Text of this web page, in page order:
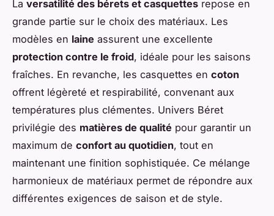
La versatilité des bérets et casquettes repose en
grande partie sur le choix des matériaux. Les
modèles en laine assurent une excellente
protection contre le froid, idéale pour les saisons
fraîches. En revanche, les casquettes en coton
offrent légèreté et respirabilité, convenant aux
températures plus clémentes. Univers Béret
privilégie des matières de qualité pour garantir un
maximum de confort au quotidien, tout en
maintenant une finition sophistiquée. Ce mélange
harmonieux de matériaux permet de répondre aux
différentes exigences de saison et de style.